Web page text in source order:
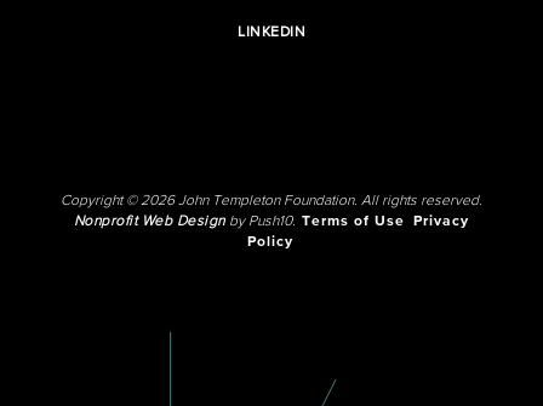
LINKEDIN
Copyright © 2026 John Templeton Foundation. All rights reserved.
Nonprofit Web Designby Push10. Terms of Use
Privacy
Policy